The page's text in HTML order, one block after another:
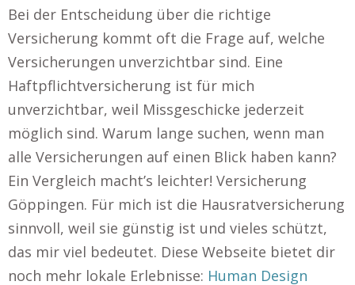
Bei der Entscheidung über die richtige
Versicherung kommt oft die Frage auf, welche
Versicherungen unverzichtbar sind. Eine
Haftpflichtversicherung ist für mich
unverzichtbar, weil Missgeschicke jederzeit
möglich sind. Warum lange suchen, wenn man
alle Versicherungen auf einen Blick haben kann?
Ein Vergleich macht’s leichter! Versicherung
Göppingen. Für mich ist die Hausratversicherung
sinnvoll, weil sie günstig ist und vieles schützt,
das mir viel bedeutet. Diese Webseite bietet dir
noch mehr lokale Erlebnisse: Human Design